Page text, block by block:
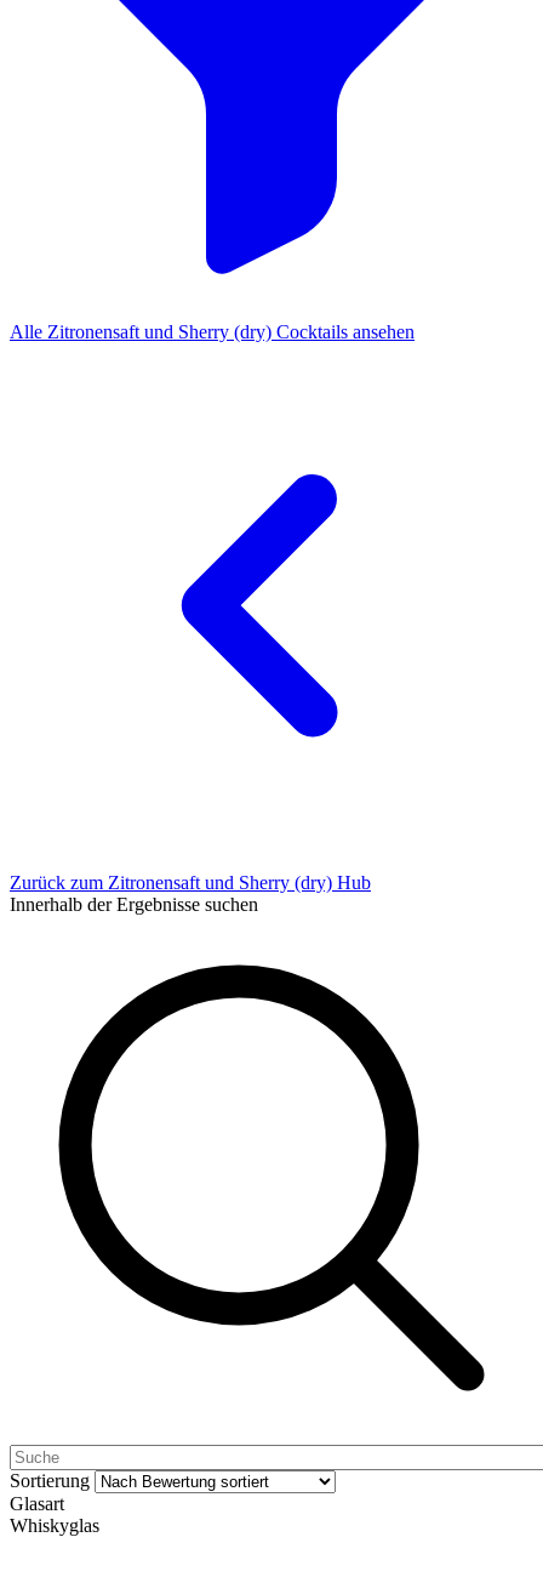
Alle Zitronensaft und Sherry (dry) Cocktails ansehen
Zurück zum Zitronensaft und Sherry (dry) Hub
Innerhalb der Ergebnisse suchen
Sortierung
Glasart
Whiskyglas